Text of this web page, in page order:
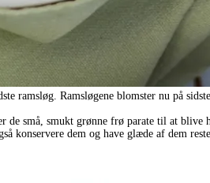
ramsløg. Ramsløgene blomster nu på
de små, smukt grønne frø parate til at blive
konservere dem og have glæde af dem